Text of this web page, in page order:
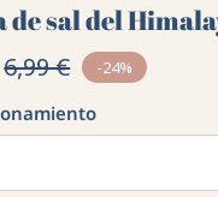
de sal del
6,99 € -24%